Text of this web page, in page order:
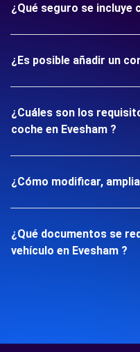
¿Qué seguro se incluye
¿Es posible añadir un
¿Cuáles son los
coche en Evesham ?
¿Cómo modificar,
¿Qué documentos se
vehículo en Evesham ?